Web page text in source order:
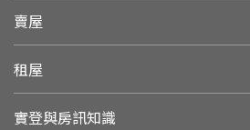
賣屋
租屋
實登與房訊知識